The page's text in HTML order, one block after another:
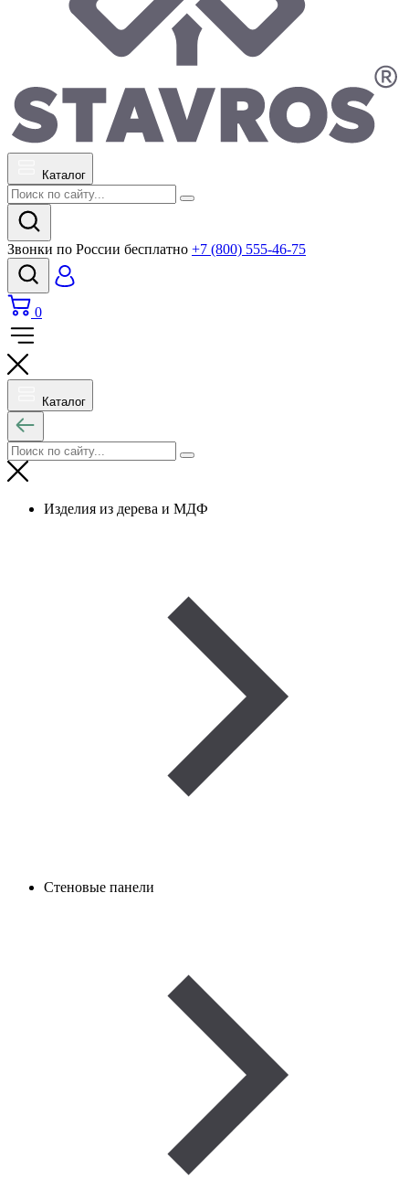
Каталог
Звонки по России бесплатно +7 (800) 555-46-75
0
Каталог
Изделия из дерева и МДФ
Стеновые панели